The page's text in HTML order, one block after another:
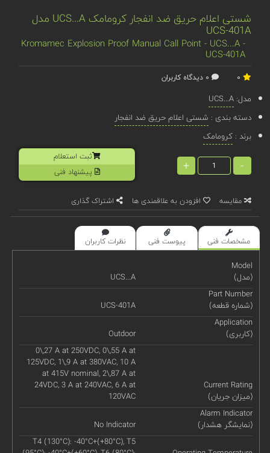
شستی اعلام حریق ضد انفجار کرومامک UCS...A مدل
UCS-401A
Kromamec Explosion Proof Manual Call Point - UCS...A -
UCS-401A
مدل:UCS...A
دسته بندی : شستی اعلام حریق ضد انفجار
برند :کرومامک
-
+
ثبت استعلام
پیشنهاد فنی
مقایسه افزودن به علاقمندی ها اشتراک گذاری
مشخصات فنی پیوست فنی نظرات کاربران
Model
(مدل)
UCS...A
Part Number
(شماره قطعه)
UCS-401A
Application
(کاربری)
Outdoor
Current Rating
(میزان جریان)
0\,27 A at 250VDC, 0\,55 A at
125VDC, 1\,9 A at 380VAC, 10 A
at 415V nominal, 2\,87 A at
24VDC, 3 A at 240VAC, 6 A at
120VAC
Alarm Indicator
(نمایشگر هشدار)
No Indicator
T4 (130°C): -40°C+(+80°C), T5